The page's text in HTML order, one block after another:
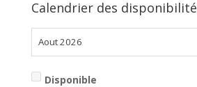
Calendrier des
Disponible